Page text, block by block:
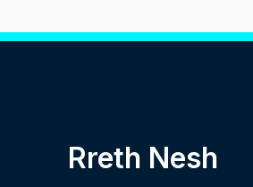
Rreth Nesh